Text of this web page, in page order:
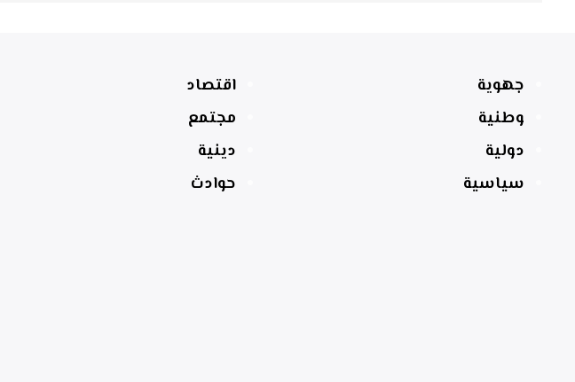
جهوية
وطنية
دولية
سياسية
اقتصاد
مجتمع
دينية
حوادث